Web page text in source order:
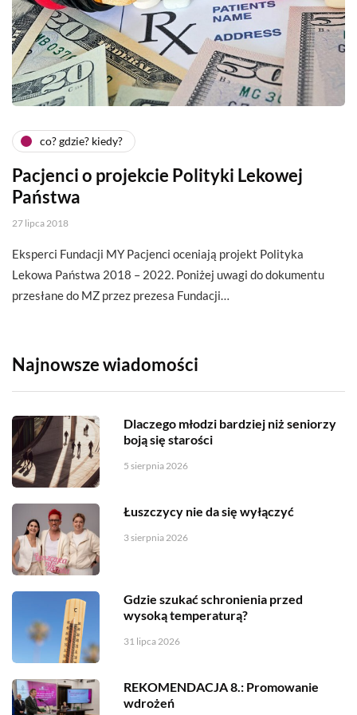
co? gdzie? kiedy?
Pacjenci o projekcie Polityki Lekowej
Państwa
27 lipca 2018
Eksperci Fundacji MY Pacjenci oceniają projekt Polityka
Lekowa Państwa 2018 – 2022. Poniżej uwagi do dokumentu
przesłane do MZ przez prezesa Fundacji…
Najnowsze wiadomości
Dlaczego młodzi bardziej niż seniorzy
boją się starości
5 sierpnia 2026
Łuszczycy nie da się wyłączyć
3 sierpnia 2026
Gdzie szukać schronienia przed
wysoką temperaturą?
31 lipca 2026
REKOMENDACJA 8.: Promowanie
wdrożeń